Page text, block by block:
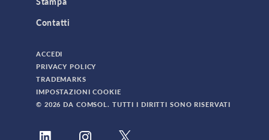
Contatti
ACCEDI
PRIVACY POLICY
TRADEMARKS
IMPOSTAZIONI COOKIE
© 2026 DA COMSOL. TUTTI I DIRITTI SONO RISERVATI